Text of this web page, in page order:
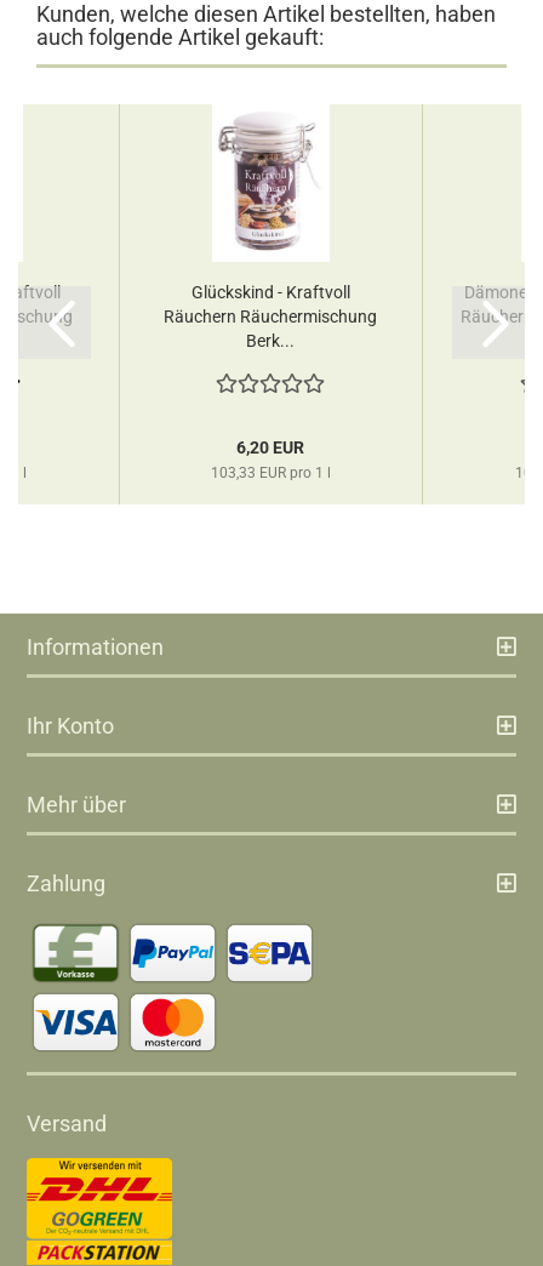
Kunden, welche diesen Artikel bestellten, haben
auch folgende Artikel gekauft:
Glückskind - Kraftvoll
Räuchern Räuchermischung
Berk...
6,20 EUR
103,33 EUR pro 1 l
Räuchern
Informationen
Ihr Konto
Mehr über
Zahlung
Versand